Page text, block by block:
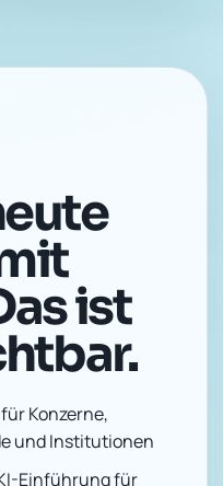
ist
Konzerne,
und Institutionen
Einführung für